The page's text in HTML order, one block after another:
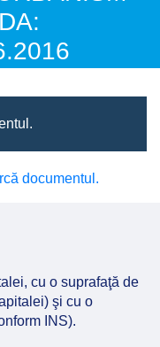
documentul.
cu o suprafaţă de
şi cu o
INS).